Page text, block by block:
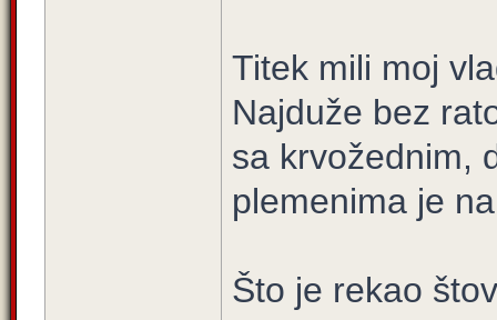
Titek mili moj
Najduže bez
sa krvožednim,
plemenima je
Što je rekao